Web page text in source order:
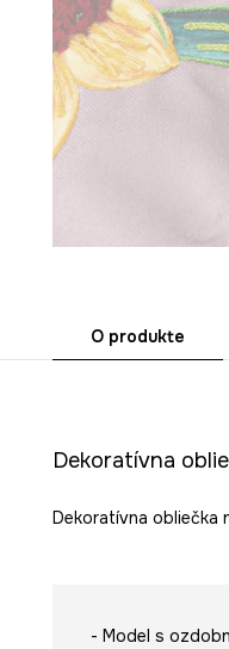
O produkte
Dekoratívna
Dekoratívna obliečka
- Model s